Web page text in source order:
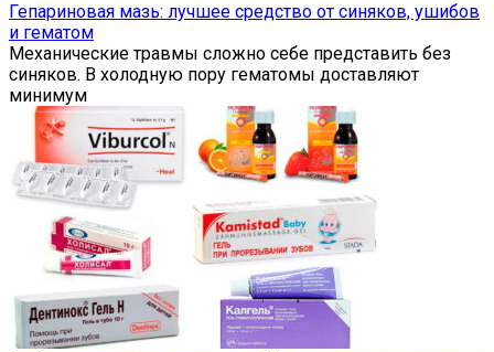
Гепариновая мазь: лучшее средство от синяков, ушибов
и гематом
Механические травмы сложно себе представить без
синяков. В холодную пору гематомы доставляют
минимум